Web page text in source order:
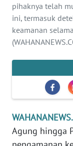
pihaknya telah
ini, termasuk
keamanan
Agung hingga
OLAHRAGA
OPINI
EDITORIAL
Informasi
INDEKS
BERITA